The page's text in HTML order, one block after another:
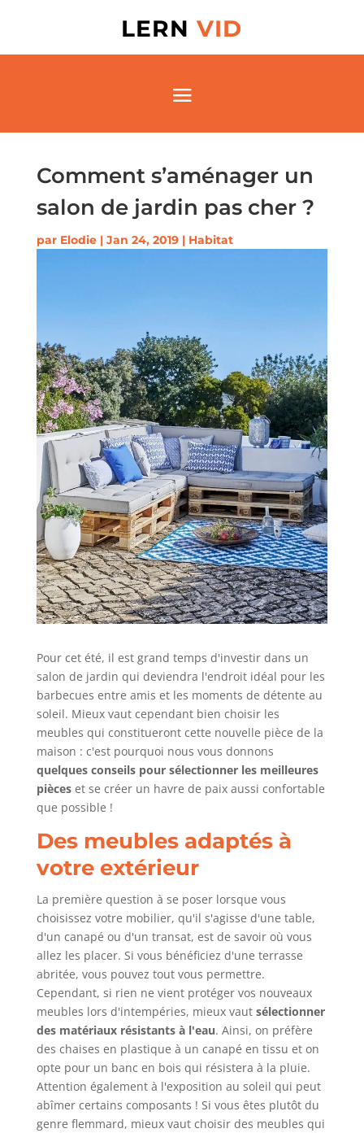
LERNVID
Comment s’aménager un
salon de jardin pas cher ?
par Elodie| Jan 24, 2019| Habitat
Pour cet été, il est grand temps d'investir dans un
salon de jardin qui deviendra l'endroit idéal pour les
barbecues entre amis et les moments de détente au
soleil. Mieux vaut cependant bien choisir les
meubles qui constitueront cette nouvelle pièce de la
maison : c'est pourquoi nous vous donnons
quelques conseils pour sélectionner les meilleures
pièceset se créer un havre de paix aussi confortable
que possible !
Des meubles adaptés à
votre extérieur
La première question à se poser lorsque vous
choisissez votre mobilier, qu'il s'agisse d'une table,
d'un canapé ou d'un transat, est de savoir où vous
allez les placer. Si vous bénéficiez d'une terrasse
abritée, vous pouvez tout vous permettre.
Cependant, si rien ne vient protéger vos nouveaux
meubles lors d'intempéries, mieux vaut sélectionner
des matériaux résistants à l'eau. Ainsi, on préfère
des chaises en plastique à un canapé en tissu et on
opte pour un banc en bois qui résistera à la pluie.
Attention également à l'exposition au soleil qui peut
abîmer certains composants ! Si vous êtes plutôt du
genre flemmard, mieux vaut choisir des meubles qui